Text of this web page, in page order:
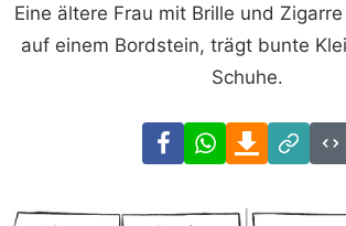
Eine ältere Frau mit Brille und
auf einem Bordstein, trägt bunte
Schuhe.
FacebookWhatsAppDownload
Link